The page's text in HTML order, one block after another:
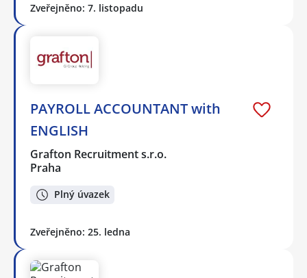
Zveřejněno: 7. listopadu
PAYROLL ACCOUNTANT with
ENGLISH
Grafton Recruitment s.r.o.
Praha
Plný úvazek
Zveřejněno: 25. ledna